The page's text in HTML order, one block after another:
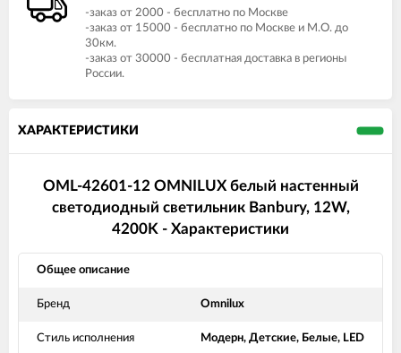
-заказ от 2000 - бесплатно по Москве
-заказ от 15000 - бесплатно по Москве и М.О. до
30км.
-заказ от 30000 - бесплатная доставка в регионы
России.
ХАРАКТЕРИСТИКИ
OML-42601-12 OMNILUX белый настенный
светодиодный светильник Banbury, 12W,
4200K - Характеристики
Общее описание
Бренд Omnilux
Стиль исполнения Модерн, Детские, Белые, LED